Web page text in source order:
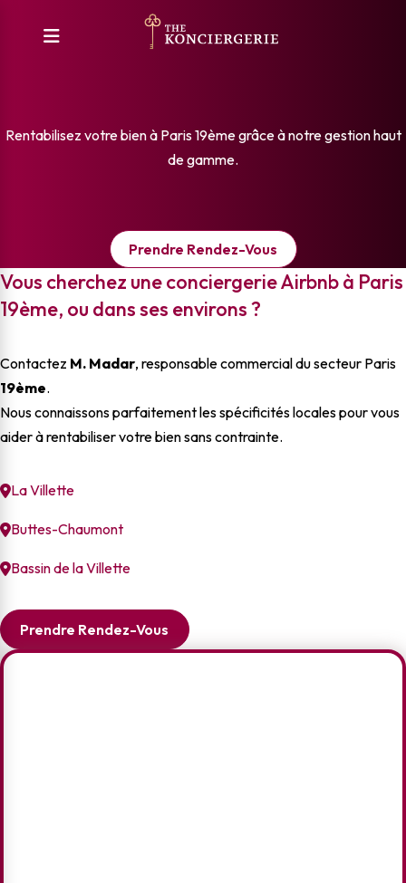
Conciergerie Airbnb à Paris
19ème
Rentabilisez votre bien à Paris 19ème grâce à notre gestion haut
de gamme.
Prendre Rendez-Vous
Vous cherchez une conciergerie Airbnb à Paris
19ème, ou dans ses environs ?
Contactez M. Madar, responsable commercial du secteur Paris
19ème.
Nous connaissons parfaitement les spécificités locales pour vous
aider à rentabiliser votre bien sans contrainte.
La Villette
Buttes-Chaumont
Bassin de la Villette
Prendre Rendez-Vous